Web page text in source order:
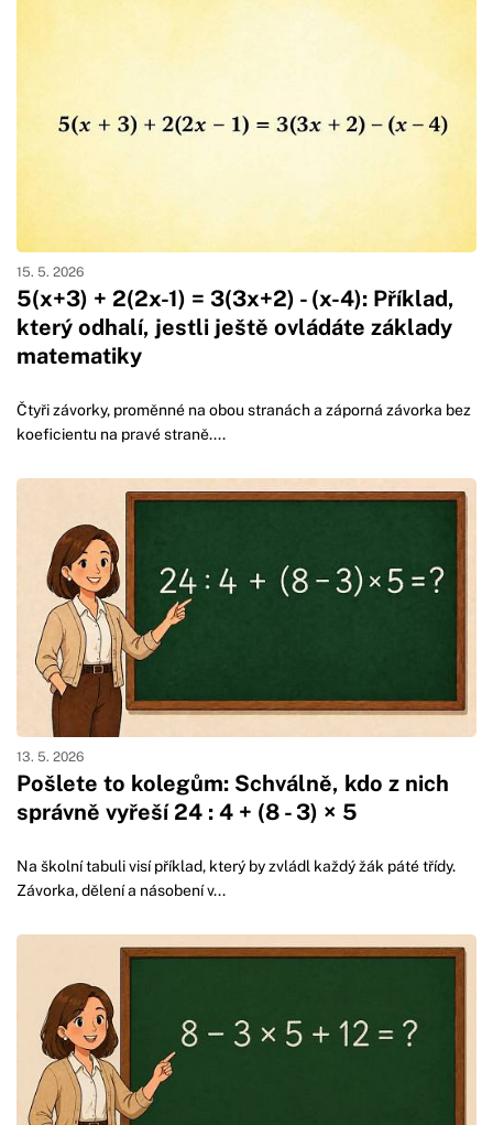
5(x+3) + 2(2x-1) = 3(3x+2) - (x-4): Příklad,
který odhalí, jestli ještě ovládáte základy
matematiky
15. 5. 2026
Čtyři závorky, proměnné na obou stranách a záporná závorka bez
koeficientu na pravé straně....
Pošlete to kolegům: Schválně, kdo z nich
správně vyřeší 24 : 4 + (8 - 3) × 5
13. 5. 2026
Na školní tabuli visí příklad, který by zvládl každý žák páté třídy.
Závorka, dělení a násobení v...